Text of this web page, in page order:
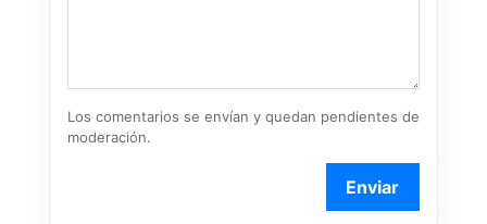
Los comentarios se envían y quedan pendientes de
moderación.
Enviar